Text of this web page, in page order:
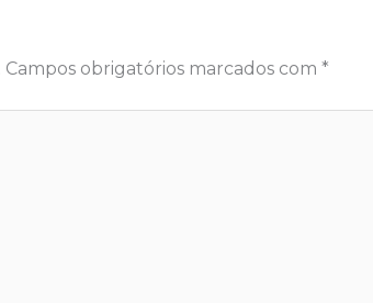
Campos obrigatórios marcados com *